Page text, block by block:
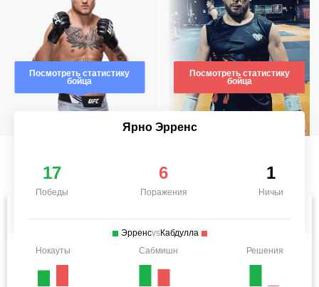
Посмотреть статистику
бойца
Посмотреть статистику
бойца
Ярно Эрренс
17
Победы
6
Поражения
1
Ничьи
ЭрренсvsКабдулла
Нокауты
Сабмишн Решения